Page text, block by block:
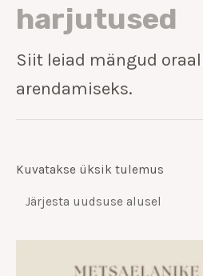
harjutused
Siit leiad mängud
arendamiseks.
Kuvatakse üksik tulemus